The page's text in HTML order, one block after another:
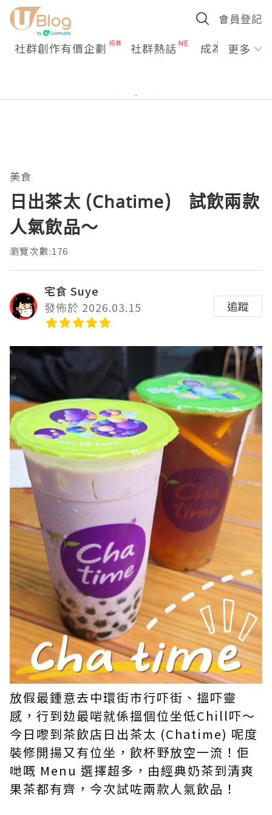
會員登記
社群創作有價企劃 社群熱話 成為U更多
美食
日出茶太 (Chatime) 試飲兩款
人氣飲品～
瀏覽次數:176
宅食 Suye
發佈於 2026.03.15
追蹤
放假最鍾意去中環街市行吓街、搵吓靈
感，行到攰最啱就係搵個位坐低Chill吓～
今日嚟到茶飲店日出茶太 (Chatime) 呢度
裝修開揚又有位坐，飲杯野放空一流！佢
哋嘅 Menu 選擇超多，由經典奶茶到清爽
果茶都有齊，今次試咗兩款人氣飲品！